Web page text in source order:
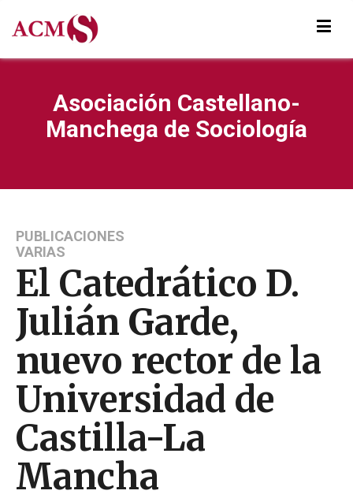
Asociación Castellano-
Manchega de Sociología
PUBLICACIONES
VARIAS
El Catedrático D.
Julián Garde,
nuevo rector de la
Universidad de
Castilla-La
Mancha